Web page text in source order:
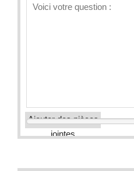
Ajouter des pièces
jointes